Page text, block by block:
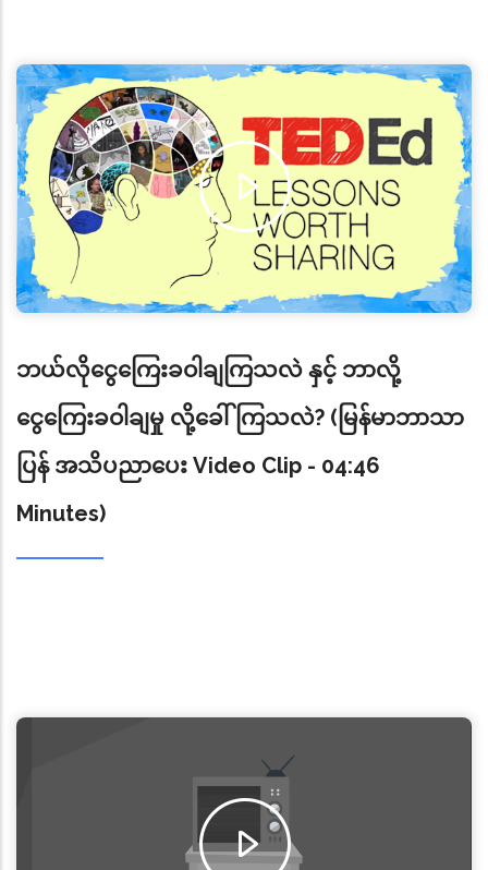
ဘယ်လိုငွေကြေးခဝါချကြသလဲ နှင့် ဘာလို့
ငွေကြေးခဝါချမှု လို့ခေါ်ကြသလဲ? (မြန်မာဘာသာ
ပြန် အသိပညာပေး Video Clip - 04:46
Minutes)